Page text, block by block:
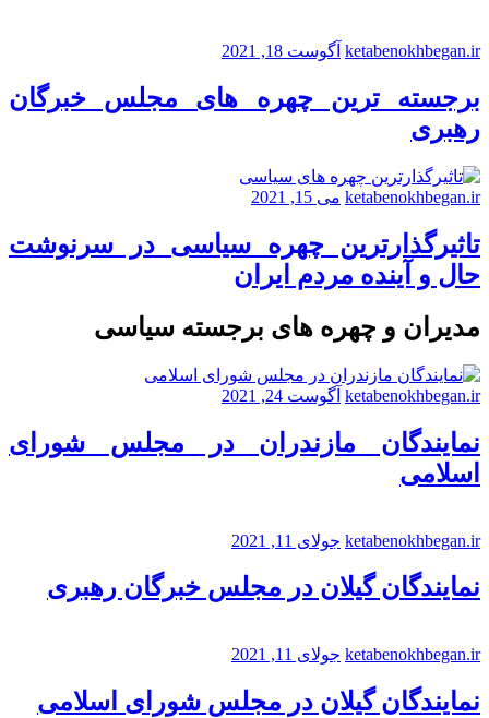
ketabenokhbegan.ir آگوست 18, 2021
برجسته ترین چهره های مجلس خبرگان
رهبری
ketabenokhbegan.ir می 15, 2021
تاثیرگذارترین چهره سیاسی در سرنوشت
حال و آینده مردم ایران
مدیران و چهره های برجسته سیاسی
ketabenokhbegan.ir آگوست 24, 2021
نمایندگان مازندران در مجلس شورای
اسلامی
ketabenokhbegan.ir جولای 11, 2021
نمایندگان گیلان در مجلس خبرگان رهبری
ketabenokhbegan.ir جولای 11, 2021
نمایندگان گیلان در مجلس شورای اسلامی